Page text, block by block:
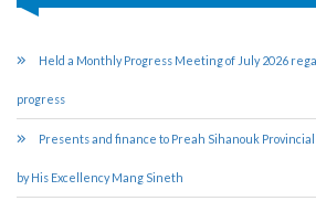
Held a Monthly Progress Meeting of July 2026
progress
Presents and finance to Preah Sihanouk
by His Excellency Mang Sineth